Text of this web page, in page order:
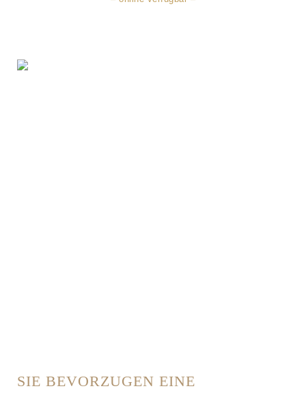
SIE BEVORZUGEN EINE